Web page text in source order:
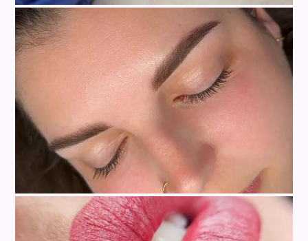
Narben
Augenbrauen